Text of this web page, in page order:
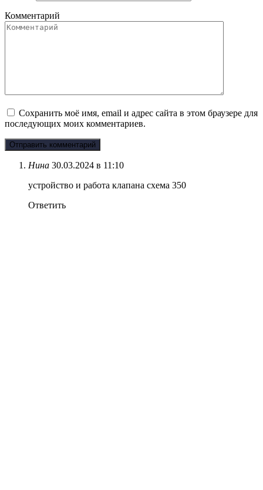
Комментарий
Сохранить моё имя, email и адрес сайта в этом браузере для
последующих моих комментариев.
Нина 30.03.2024 в 11:10
устройство и работа клапана схема 350
Ответить